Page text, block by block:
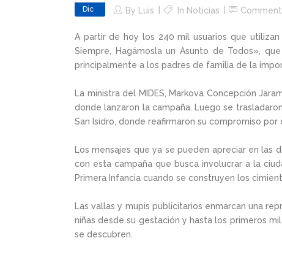
Dic By Luis In Noticias
A partir de hoy los 240 mil usuarios que
Siempre, Hagámosla un Asunto de Todos»,
principalmente a los padres de familia de la
La ministra del MIDES, Markova Concepción
donde lanzaron la campaña. Luego se
San Isidro, donde reafirmaron su compromiso
Los mensajes que ya se pueden apreciar en
con esta campaña que busca involucrar a la
Primera Infancia cuando se construyen los
Las vallas y mupis publicitarios enmarcan una
niñas desde su gestación y hasta los primeros
se descubren.